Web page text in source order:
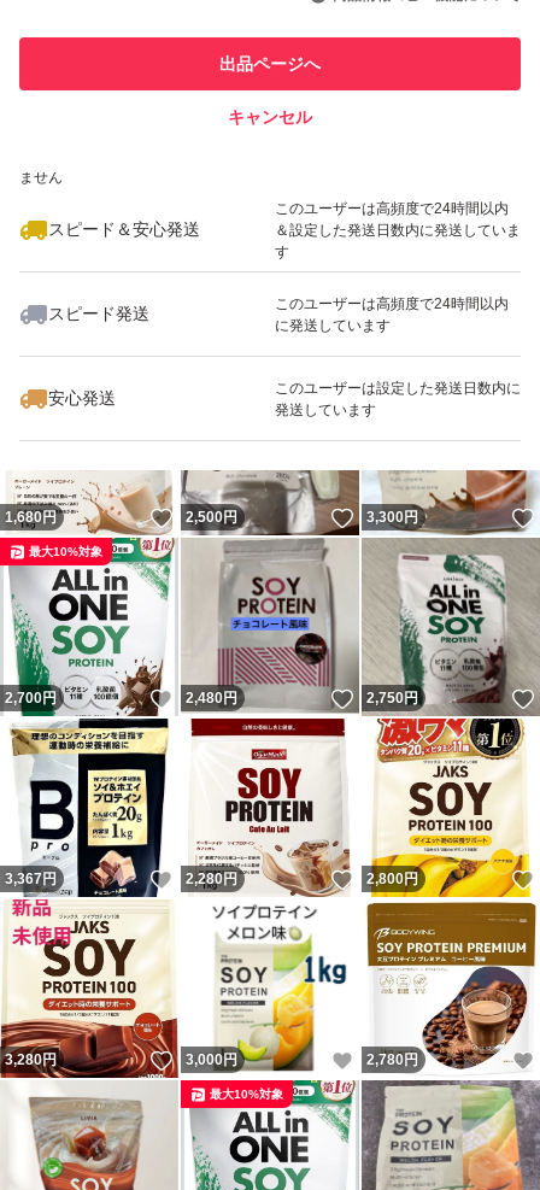
での取引実績があります
ません
スピード＆安心発送
このユーザーは高頻度で24時間以内
＆設定した発送日数内に発送していま
す
スピード発送
このユーザーは高頻度で24時間以内
に発送しています
安心発送
このユーザーは設定した発送日数内に
発送しています
出品ページへ
キャンセル
いいね！
4,100
1,680円 いいね！
2,500円 いいね！
3,300円
2,700円 いいね！
最大10%対象
2,480円 いいね！
2,750円
3,367 円 いいね！
2,280円 いいね！
2,800円
3,280円 いいね！
3,000円 いいね！
2,780 円
最大10%対象